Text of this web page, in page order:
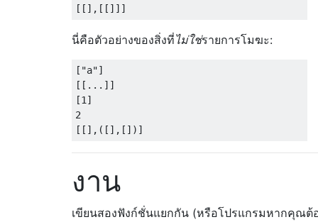
นี่คือตัวอย่างของสิ่งที่ไม่ใช่รายการโมฆะ:
["a"]
[[...]]
[1]
2
งาน
เขียนสองฟังก์ชั่นแยกกัน (หรือโปรแกรมหากคุณต้